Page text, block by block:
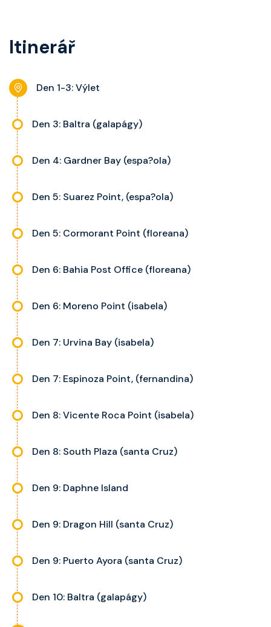
Itinerář
Den 1-3: Výlet
Den 3: Baltra (galapágy)
Den 4: Gardner Bay (espa?ola)
Den 5: Suarez Point, (espa?ola)
Den 5: Cormorant Point (floreana)
Den 6: Bahia Post Office (floreana)
Den 6: Moreno Point (isabela)
Den 7: Urvina Bay (isabela)
Den 7: Espinoza Point, (fernandina)
Den 8: Vicente Roca Point (isabela)
Den 8: South Plaza (santa Cruz)
Den 9: Daphne Island
Den 9: Dragon Hill (santa Cruz)
Den 9: Puerto Ayora (santa Cruz)
Den 10: Baltra (galapágy)